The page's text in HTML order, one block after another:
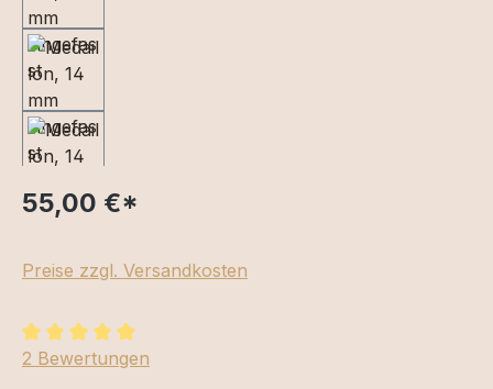
55,00 €*
Preise zzgl. Versandkosten
Durchschnittliche Bewertung von 5 von 5 Sternen
2 Bewertungen